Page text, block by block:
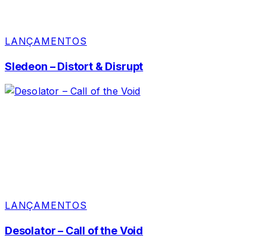
LANÇAMENTOS
Sledeon – Distort & Disrupt
LANÇAMENTOS
Desolator – Call of the Void